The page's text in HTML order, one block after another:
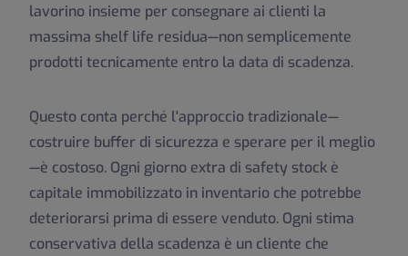
lavorino insieme per consegnare ai clienti la
massima shelf life residua—non semplicemente
prodotti tecnicamente entro la data di scadenza.
Questo conta perché l'approccio tradizionale—
costruire buffer di sicurezza e sperare per il meglio
—è costoso. Ogni giorno extra di safety stock è
capitale immobilizzato in inventario che potrebbe
deteriorarsi prima di essere venduto. Ogni stima
conservativa della scadenza è un cliente che